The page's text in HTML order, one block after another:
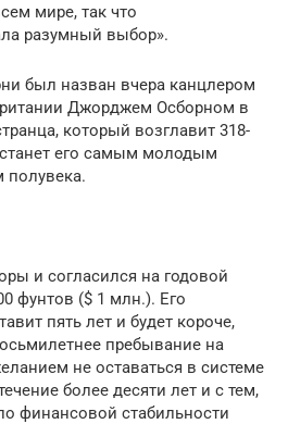
мире, так что
разумный выбор».
был назван вчера канцлером
Джорджем Осборном в
который возглавит 318-
его самым молодым
полувека.
и согласился на годовой
фунтов ($ 1 млн.). Его
пять лет и будет короче,
пребывание на
не оставаться в системе
более десяти лет и с тем,
финансовой стабильности